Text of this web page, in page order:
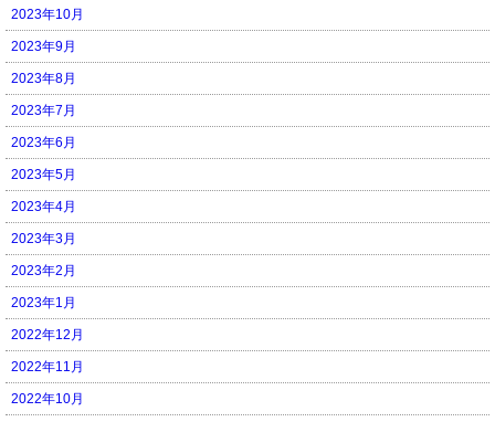
2023年10月
2023年9月
2023年8月
2023年7月
2023年6月
2023年5月
2023年4月
2023年3月
2023年2月
2023年1月
2022年12月
2022年11月
2022年10月